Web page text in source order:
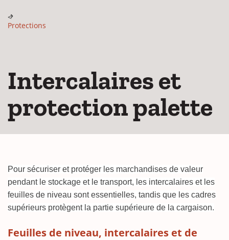
Protections
Intercalaires et
protection palette
Pour sécuriser et protéger les marchandises de valeur
pendant le stockage et le transport, les intercalaires et les
feuilles de niveau sont essentielles, tandis que les cadres
supérieurs protègent la partie supérieure de la cargaison.
Feuilles de niveau, intercalaires et de